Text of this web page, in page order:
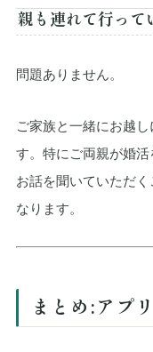
親も連れて行って
問題ありません。
ご家族と一緒にお越
す。特にご両親が婚
お話を聞いていただ
なります。
まとめ:アプ